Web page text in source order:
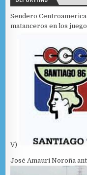
Sendero
matanceros en los
V)
José Amauri Noroña